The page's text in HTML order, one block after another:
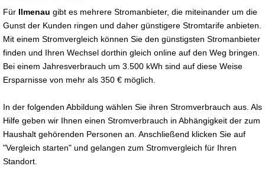
Für Ilmenau gibt es mehrere Stromanbieter, die miteinander um die
Gunst der Kunden ringen und daher günstigere Stromtarife anbieten.
Mit einem Stromvergleich können Sie den günstigsten Stromanbieter
finden und Ihren Wechsel dorthin gleich online auf den Weg bringen.
Bei einem Jahresverbrauch um 3.500 kWh sind auf diese Weise
Ersparnisse von mehr als 350 € möglich.
In der folgenden Abbildung wählen Sie ihren Stromverbrauch aus. Als
Hilfe geben wir Ihnen einen Stromverbrauch in Abhängigkeit der zum
Haushalt gehörenden Personen an. Anschließend klicken Sie auf
"Vergleich starten" und gelangen zum Stromvergleich für Ihren
Standort.